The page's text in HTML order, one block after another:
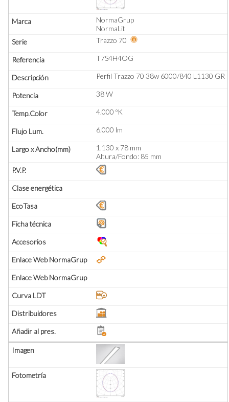
NormaGrup
NormaLit
Trazzo 70
T7S4H4OG
Perfil Trazzo 70 38w 6000/840 L1130 GR
38 W
4.000 ºK
6.000 lm
1.130 x 78 mm
Altura/Fondo: 85 mm